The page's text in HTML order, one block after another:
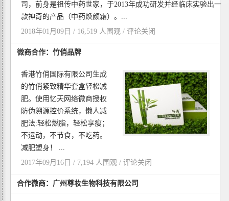
司，前身是祖传中药世家，于2013年成功研发并经临床实验出一
款神奇的产品（中药焕颜霜）。...
2018年01月09日 / 16,519 人围观 / 评论关闭
微商合作：竹俏品牌
香港竹俏国际有限公司生成
的竹俏紧致精华套盒轻松减
肥。使用忆天网络微商授权
防伪溯源控价系统，懒人减
肥法:轻松燃脂，轻松享瘦；
不运动，不节食，不吃药。
减肥塑身！ ...
2017年09月16日 / 7,194 人围观 / 评论关闭
合作微商：广州尊妆生物科技有限公司